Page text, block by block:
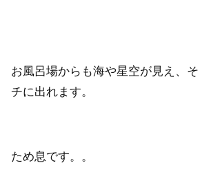
お風呂場からも海や星空が見え、
チに出れます。
ため息です。。